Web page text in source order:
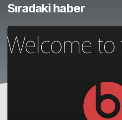
Sıradaki haber